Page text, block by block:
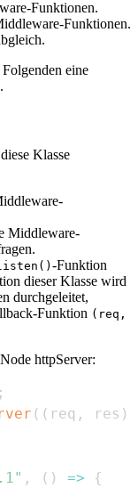
Funktionen.
Funktionen.
eine
Klasse
Middleware-
-Funktion
dieser Klasse wird
durchgeleitet,
Funktion (req,
httpServer:
;
( ( req , res )
, ( ) =>
{